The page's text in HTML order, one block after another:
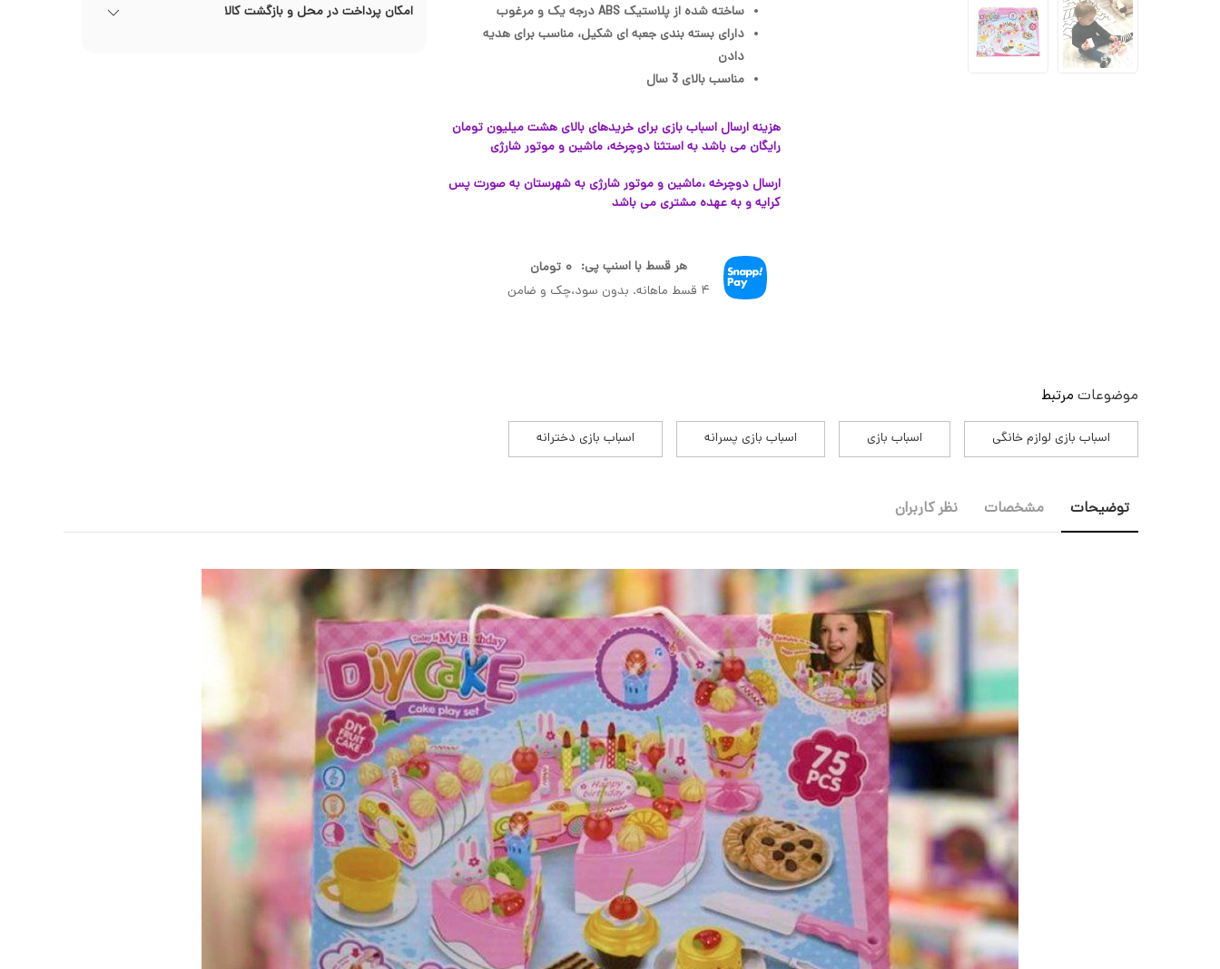
ساخته شده از پلاستیک ABS درجه یک و مرغوب
دارای بسته‌ بندی جعبه‌ ای شکیل، مناسب برای هدیه
دادن
مناسب بالای 3 سال
هزینه ارسال اسباب بازی برای خریدهای بالای هشت میلیون تومان
رایگان می باشد به استثنا دوچرخه، ماشین و موتور شارژی
ارسال دوچرخه ،ماشین و موتور شارژی به شهرستان به صورت پس
کرایه و به عهده مشتری می باشد
هر قسط با اسنپ پی: ۰ تومان
۴ قسط ماهانه. بدون سود،چک و ضامن
امکان پرداخت در محل و بازگشت کالا
موضوعات مرتبط
اسباب بازی لوازم خانگی اسباب بازی اسباب بازی پسرانه اسباب بازی دخترانه
توضیحات مشخصات نظر کاربران